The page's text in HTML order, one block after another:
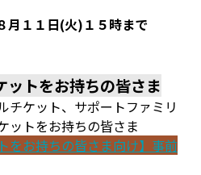
月１１日(火)１５時まで
トをお持ちの皆さま
チケット、サポートファミリ
ットをお持ちの皆さま
をお持ちの皆さま向け】事前